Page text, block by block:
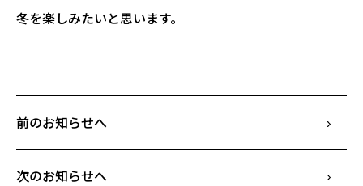
冬を楽しみたいと思います。
前のお知らせへ
次のお知らせへ